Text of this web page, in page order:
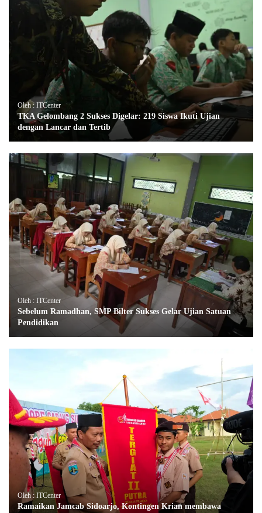
Oleh : ITCenter
TKA Gelombang 2 Sukses Digelar: 219 Siswa Ikuti Ujian
dengan Lancar dan Tertib
Oleh : ITCenter
Sebelum Ramadhan, SMP Bilter Sukses Gelar Ujian Satuan
Pendidikan
Oleh : ITCenter
Ramaikan Jamcab Sidoarjo, Kontingen Krian membawa